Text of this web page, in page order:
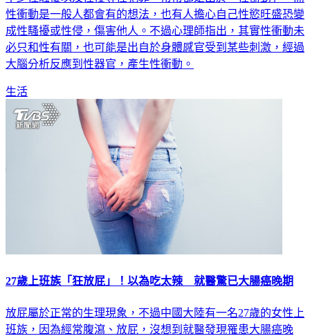
性衝動是一般人都會有的想法，也有人擔心自己性慾旺盛恐變
成性騷擾或性侵，傷害他人。不過心理師指出，其實性衝動未
必只和性有關，也可能是出自於身體感官受到某些刺激，經過
大腦分析反應到性器官，產生性衝動。
生活
27歲上班族「狂放屁」！以為吃太辣 就醫驚已大腸癌晚期
放屁屬於正常的生理現象，不過中國大陸有一名27歲的女性上
班族，因為經常腹瀉、放屁，沒想到就醫發現罹患大腸癌晚